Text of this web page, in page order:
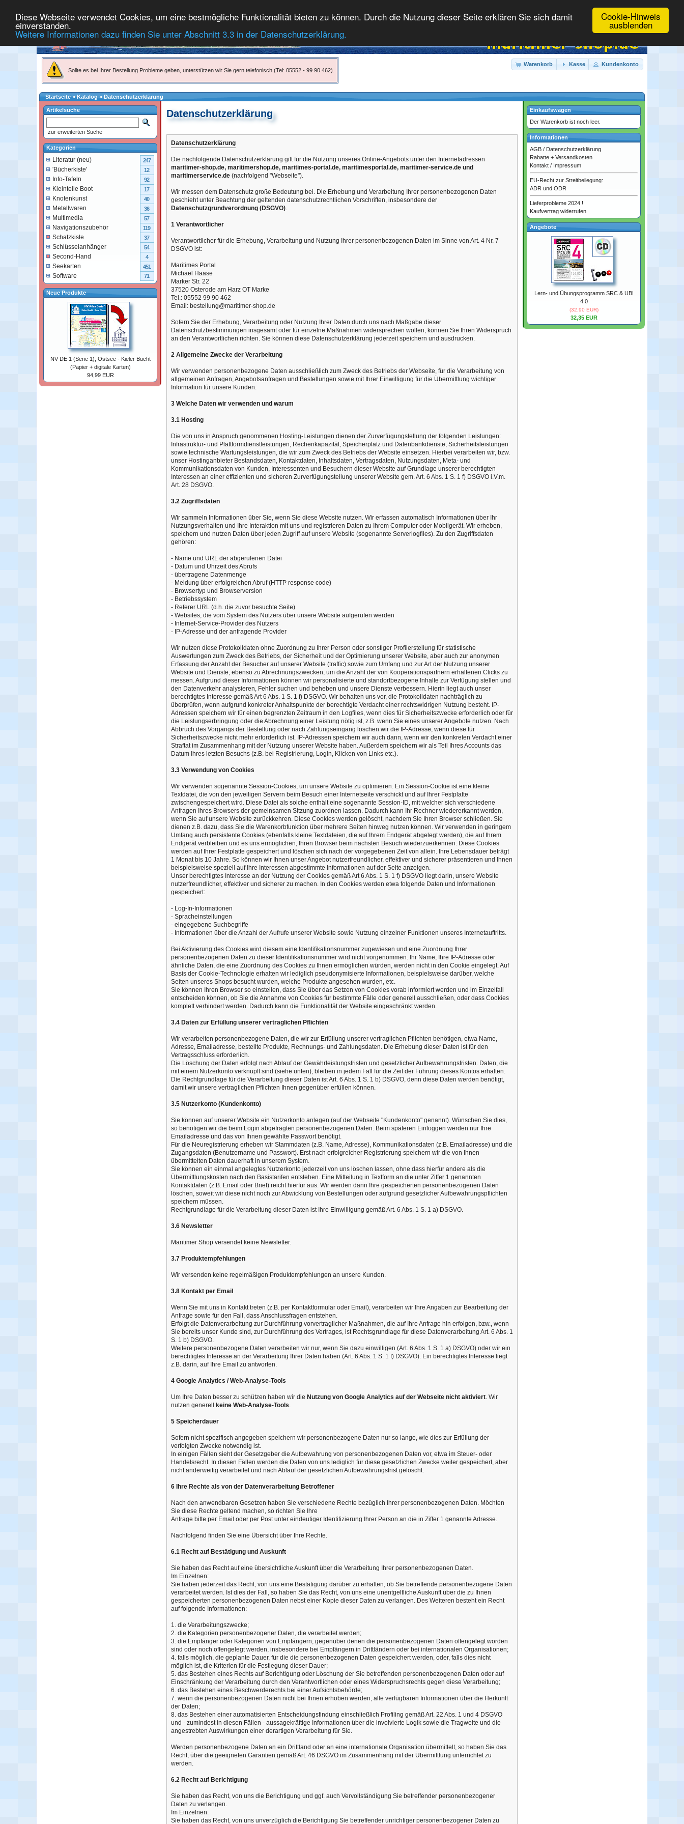
Cookie-Hinweis
ausblenden
Diese Webseite verwendet Cookies, um eine bestmögliche Funktionalität bieten zu können. Durch die Nutzung dieser Seite erklären Sie sich damit
einverstanden.
Weitere Informationen dazu finden Sie unter Abschnitt 3.3 in der Datenschutzerklärung.
Sollte es bei Ihrer Bestellung Probleme geben, unterstützen wir Sie gern telefonisch (Tel: 05552 - 99 90 462).
Warenkorb Kasse Kundenkonto
Startseite»Katalog » Datenschutzerklärung
Datenschutzerklärung
Datenschutzerklärung
Die nachfolgende Datenschutzerklärung gilt für die Nutzung unseres Online-Angebots unter den Internetadressen
maritimer-shop.de, maritimershop.de, maritimes-portal.de, maritimesportal.de, maritimer-service.de und
maritimerservice.de (nachfolgend "Webseite").
Wir messen dem Datenschutz große Bedeutung bei. Die Erhebung und Verarbeitung Ihrer personenbezogenen Daten
geschieht unter Beachtung der geltenden datenschutzrechtlichen Vorschriften, insbesondere der
Datenschutzgrundverordnung (DSGVO)
1 Verantwortlicher
Verantwortlicher für die Erhebung, Verarbeitung und Nutzung Ihrer personenbezogenen Daten im Sinne von Art. 4 Nr. 7
DSGVO ist:
Maritimes Portal
Michael Haase
Marker Str. 22
37520 Osterode am Harz OT Marke
Tel.: 05552 99 90 462
Email: bestellung@maritimer-shop.de
Sofern Sie der Erhebung, Verarbeitung oder Nutzung Ihrer Daten durch uns nach Maßgabe dieser
Datenschutzbestimmungen insgesamt oder für einzelne Maßnahmen widersprechen wollen, können Sie Ihren Widerspruch
an den Verantwortlichen richten. Sie können diese Datenschutzerklärung jederzeit speichern und ausdrucken.
2 Allgemeine Zwecke der Verarbeitung
Wir verwenden personenbezogene Daten ausschließlich zum Zweck des Betriebs der Webseite, für die Verarbeitung von
allgemeinen Anfragen, Angebotsanfragen und Bestellungen sowie mit Ihrer Einwilligung für die Übermittlung wichtiger
Information für unsere Kunden.
3 Welche Daten wir verwenden und warum
3.1 Hosting
Die von uns in Anspruch genommenen Hosting-Leistungen dienen der Zurverfügungstellung der folgenden Leistungen:
Infrastruktur- und Plattformdienstleistungen, Rechenkapazität, Speicherplatz und Datenbankdienste, Sicherheitsleistungen
sowie technische Wartungsleistungen, die wir zum Zweck des Betriebs der Website einsetzen. Hierbei verarbeiten wir, bzw.
unser Hostinganbieter Bestandsdaten, Kontaktdaten, Inhaltsdaten, Vertragsdaten, Nutzungsdaten, Meta- und
Kommunikationsdaten von Kunden, Interessenten und Besuchern dieser Website auf Grundlage unserer berechtigten
Interessen an einer effizienten und sicheren Zurverfügungstellung unserer Website gem. Art. 6 Abs. 1 S. 1 f) DSGVO i.V.m.
Art. 28 DSGVO.
3.2 Zugriffsdaten
Wir sammeln Informationen über Sie, wenn Sie diese Website nutzen. Wir erfassen automatisch Informationen über Ihr
Nutzungsverhalten und Ihre Interaktion mit uns und registrieren Daten zu Ihrem Computer oder Mobilgerät. Wir erheben,
speichern und nutzen Daten über jeden Zugriff auf unsere Website (sogenannte Serverlogfiles). Zu den Zugriffsdaten
gehören:
- Name und URL der abgerufenen Datei
- Datum und Uhrzeit des Abrufs
- übertragene Datenmenge
- Meldung über erfolgreichen Abruf (HTTP response code)
- Browsertyp und Browserversion
- Betriebssystem
- Referer URL (d.h. die zuvor besuchte Seite)
- Websites, die vom System des Nutzers über unsere Website aufgerufen werden
- Internet-Service-Provider des Nutzers
- IP-Adresse und der anfragende Provider
Wir nutzen diese Protokolldaten ohne Zuordnung zu Ihrer Person oder sonstiger Profilerstellung für statistische
Auswertungen zum Zweck des Betriebs, der Sicherheit und der Optimierung unserer Website, aber auch zur anonymen
Erfassung der Anzahl der Besucher auf unserer Website (traffic) sowie zum Umfang und zur Art der Nutzung unserer
Website und Dienste, ebenso zu Abrechnungszwecken, um die Anzahl der von Kooperationspartnern erhaltenen Clicks zu
messen. Aufgrund dieser Informationen können wir personalisierte und standortbezogene Inhalte zur Verfügung stellen und
den Datenverkehr analysieren, Fehler suchen und beheben und unsere Dienste verbessern. Hierin liegt auch unser
berechtigtes Interesse gemäß Art 6 Abs. 1 S. 1 f) DSGVO. Wir behalten uns vor, die Protokolldaten nachträglich zu
überprüfen, wenn aufgrund konkreter Anhaltspunkte der berechtigte Verdacht einer rechtswidrigen Nutzung besteht. IP-
Adressen speichern wir für einen begrenzten Zeitraum in den Logfiles, wenn dies für Sicherheitszwecke erforderlich oder für
die Leistungserbringung oder die Abrechnung einer Leistung nötig ist, z.B. wenn Sie eines unserer Angebote nutzen. Nach
Abbruch des Vorgangs der Bestellung oder nach Zahlungseingang löschen wir die IP-Adresse, wenn diese für
Sicherheitszwecke nicht mehr erforderlich ist. IP-Adressen speichern wir auch dann, wenn wir den konkreten Verdacht einer
Straftat im Zusammenhang mit der Nutzung unserer Website haben. Außerdem speichern wir als Teil Ihres Accounts das
Datum Ihres letzten Besuchs (z.B. bei Registrierung, Login, Klicken von Links etc.).
3.3 Verwendung von Cookies
Wir verwenden sogenannte Session-Cookies, um unsere Website zu optimieren. Ein Session-Cookie ist eine kleine
Textdatei, die von den jeweiligen Servern beim Besuch einer Internetseite verschickt und auf Ihrer Festplatte
zwischengespeichert wird. Diese Datei als solche enthält eine sogenannte Session-ID, mit welcher sich verschiedene
Anfragen Ihres Browsers der gemeinsamen Sitzung zuordnen lassen. Dadurch kann Ihr Rechner wiedererkannt werden,
wenn Sie auf unsere Website zurückkehren. Diese Cookies werden gelöscht, nachdem Sie Ihren Browser schließen. Sie
dienen z.B. dazu, dass Sie die Warenkorbfunktion über mehrere Seiten hinweg nutzen können. Wir verwenden in geringem
Umfang auch persistente Cookies (ebenfalls kleine Textdateien, die auf Ihrem Endgerät abgelegt werden), die auf Ihrem
Endgerät verbleiben und es uns ermöglichen, Ihren Browser beim nächsten Besuch wiederzuerkennen. Diese Cookies
werden auf Ihrer Festplatte gespeichert und löschen sich nach der vorgegebenen Zeit von allein. Ihre Lebensdauer beträgt
1 Monat bis 10 Jahre. So können wir Ihnen unser Angebot nutzerfreundlicher, effektiver und sicherer präsentieren und Ihnen
beispielsweise speziell auf Ihre Interessen abgestimmte Informationen auf der Seite anzeigen.
Unser berechtigtes Interesse an der Nutzung der Cookies gemäß Art 6 Abs. 1 S. 1 f) DSGVO liegt darin, unsere Website
nutzerfreundlicher, effektiver und sicherer zu machen. In den Cookies werden etwa folgende Daten und Informationen
gespeichert:
- Log-In-Informationen
- Spracheinstellungen
- eingegebene Suchbegriffe
- Informationen über die Anzahl der Aufrufe unserer Website sowie Nutzung einzelner Funktionen unseres Internetauftritts.
Bei Aktivierung des Cookies wird diesem eine Identifikationsnummer zugewiesen und eine Zuordnung Ihrer
personenbezogenen Daten zu dieser Identifikationsnummer wird nicht vorgenommen. Ihr Name, Ihre IP-Adresse oder
ähnliche Daten, die eine Zuordnung des Cookies zu Ihnen ermöglichen würden, werden nicht in den Cookie eingelegt. Auf
Basis der Cookie-Technologie erhalten wir lediglich pseudonymisierte Informationen, beispielsweise darüber, welche
Seiten unseres Shops besucht wurden, welche Produkte angesehen wurden, etc.
Sie können Ihren Browser so einstellen, dass Sie über das Setzen von Cookies vorab informiert werden und im Einzelfall
entscheiden können, ob Sie die Annahme von Cookies für bestimmte Fälle oder generell ausschließen, oder dass Cookies
komplett verhindert werden. Dadurch kann die Funktionalität der Website eingeschränkt werden.
3.4 Daten zur Erfüllung unserer vertraglichen Pflichten
Wir verarbeiten personenbezogene Daten, die wir zur Erfüllung unserer vertraglichen Pflichten benötigen, etwa Name,
Adresse, Emailadresse, bestellte Produkte, Rechnungs- und Zahlungsdaten. Die Erhebung dieser Daten ist für den
Vertragsschluss erforderlich.
Die Löschung der Daten erfolgt nach Ablauf der Gewährleistungsfristen und gesetzlicher Aufbewahrungsfristen. Daten, die
mit einem Nutzerkonto verknüpft sind (siehe unten), bleiben in jedem Fall für die Zeit der Führung dieses Kontos erhalten.
Die Rechtgrundlage für die Verarbeitung dieser Daten ist Art. 6 Abs. 1 S. 1 b) DSGVO, denn diese Daten werden benötigt,
damit wir unsere vertraglichen Pflichten Ihnen gegenüber erfüllen können.
3.5 Nutzerkonto (Kundenkonto)
Sie können auf unserer Website ein Nutzerkonto anlegen (auf der Webseite "Kundenkonto" genannt). Wünschen Sie dies,
so benötigen wir die beim Login abgefragten personenbezogenen Daten. Beim späteren Einloggen werden nur Ihre
Emailadresse und das von Ihnen gewählte Passwort benötigt.
Für die Neuregistrierung erheben wir Stammdaten (z.B. Name, Adresse), Kommunikationsdaten (z.B. Emailadresse) und die
Zugangsdaten (Benutzername und Passwort). Erst nach erfolgreicher Registrierung speichern wir die von Ihnen
übermittelten Daten dauerhaft in unserem System.
Sie können ein einmal angelegtes Nutzerkonto jederzeit von uns löschen lassen, ohne dass hierfür andere als die
Übermittlungskosten nach den Basistarifen entstehen. Eine Mitteilung in Textform an die unter Ziffer 1 genannten
Kontaktdaten (z.B. Email oder Brief) reicht hierfür aus. Wir werden dann Ihre gespeicherten personenbezogenen Daten
löschen, soweit wir diese nicht noch zur Abwicklung von Bestellungen oder aufgrund gesetzlicher Aufbewahrungspflichten
speichern müssen.
Rechtgrundlage für die Verarbeitung dieser Daten ist Ihre Einwilligung gemäß Art. 6 Abs. 1 S. 1 a) DSGVO.
3.6 Newsletter
Maritimer Shop versendet keine Newsletter.
3.7 Produktempfehlungen
Wir versenden keine regelmäßigen Produktempfehlungen an unsere Kunden.
3.8 Kontakt per Email
Wenn Sie mit uns in Kontakt treten (z.B. per Kontaktformular oder Email), verarbeiten wir Ihre Angaben zur Bearbeitung der
Anfrage sowie für den Fall, dass Anschlussfragen entstehen.
Erfolgt die Datenverarbeitung zur Durchführung vorvertraglicher Maßnahmen, die auf Ihre Anfrage hin erfolgen, bzw., wenn
Sie bereits unser Kunde sind, zur Durchführung des Vertrages, ist Rechtsgrundlage für diese Datenverarbeitung Art. 6 Abs. 1
S. 1 b) DSGVO.
Weitere personenbezogene Daten verarbeiten wir nur, wenn Sie dazu einwilligen (Art. 6 Abs. 1 S. 1 a) DSGVO) oder wir ein
berechtigtes Interesse an der Verarbeitung Ihrer Daten haben (Art. 6 Abs. 1 S. 1 f) DSGVO). Ein berechtigtes Interesse liegt
z.B. darin, auf Ihre Email zu antworten.
4 Google Analytics / Web-Analyse-Tools
Um Ihre Daten besser zu schützen haben wir die Nutzung von Google Analytics auf der Webseite nicht aktiviert . Wir
nutzen generell keine Web-Analyse-Tools
5 Speicherdauer
Sofern nicht spezifisch angegeben speichern wir personenbezogene Daten nur so lange, wie dies zur Erfüllung der
verfolgten Zwecke notwendig ist.
In einigen Fällen sieht der Gesetzgeber die Aufbewahrung von personenbezogenen Daten vor, etwa im Steuer- oder
Handelsrecht. In diesen Fällen werden die Daten von uns lediglich für diese gesetzlichen Zwecke weiter gespeichert, aber
nicht anderweitig verarbeitet und nach Ablauf der gesetzlichen Aufbewahrungsfrist gelöscht.
6 Ihre Rechte als von der Datenverarbeitung Betroffener
Nach den anwendbaren Gesetzen haben Sie verschiedene Rechte bezüglich Ihrer personenbezogenen Daten. Möchten
Sie diese Rechte geltend machen, so richten Sie Ihre
Anfrage bitte per Email oder per Post unter eindeutiger Identifizierung Ihrer Person an die in Ziffer 1 genannte Adresse.
Nachfolgend finden Sie eine Übersicht über Ihre Rechte.
6.1 Recht auf Bestätigung und Auskunft
Sie haben das Recht auf eine übersichtliche Auskunft über die Verarbeitung Ihrer personenbezogenen Daten.
Im Einzelnen:
Sie haben jederzeit das Recht, von uns eine Bestätigung darüber zu erhalten, ob Sie betreffende personenbezogene Daten
verarbeitet werden. Ist dies der Fall, so haben Sie das Recht, von uns eine unentgeltliche Auskunft über die zu Ihnen
gespeicherten personenbezogenen Daten nebst einer Kopie dieser Daten zu verlangen. Des Weiteren besteht ein Recht
auf folgende Informationen:
1. die Verarbeitungszwecke;
2. die Kategorien personenbezogener Daten, die verarbeitet werden;
3. die Empfänger oder Kategorien von Empfängern, gegenüber denen die personenbezogenen Daten offengelegt worden
sind oder noch offengelegt werden, insbesondere bei Empfängern in Drittländern oder bei internationalen Organisationen;
4. falls möglich, die geplante Dauer, für die die personenbezogenen Daten gespeichert werden, oder, falls dies nicht
möglich ist, die Kriterien für die Festlegung dieser Dauer;
5. das Bestehen eines Rechts auf Berichtigung oder Löschung der Sie betreffenden personenbezogenen Daten oder auf
Einschränkung der Verarbeitung durch den Verantwortlichen oder eines Widerspruchsrechts gegen diese Verarbeitung;
6. das Bestehen eines Beschwerderechts bei einer Aufsichtsbehörde;
7. wenn die personenbezogenen Daten nicht bei Ihnen erhoben werden, alle verfügbaren Informationen über die Herkunft
der Daten;
8. das Bestehen einer automatisierten Entscheidungsfindung einschließlich Profiling gemäß Art. 22 Abs. 1 und 4 DSGVO
und - zumindest in diesen Fällen - aussagekräftige Informationen über die involvierte Logik sowie die Tragweite und die
angestrebten Auswirkungen einer derartigen Verarbeitung für Sie.
Werden personenbezogene Daten an ein Drittland oder an eine internationale Organisation übermittelt, so haben Sie das
Recht, über die geeigneten Garantien gemäß Art. 46 DSGVO im Zusammenhang mit der Übermittlung unterrichtet zu
werden.
6.2 Recht auf Berichtigung
Sie haben das Recht, von uns die Berichtigung und ggf. auch Vervollständigung Sie betreffender personenbezogener
Daten zu verlangen.
Im Einzelnen:
Sie haben das Recht, von uns unverzüglich die Berichtigung Sie betreffender unrichtiger personenbezogener Daten zu
Artikelsuche
zur erweiterten Suche
Kategorien
Literatur (neu) 247
'Bücherkiste' 12
Info-Tafeln 92
Kleinteile Boot 17
Knotenkunst 40
Metallwaren 36
Multimedia 57
Navigationszubehör 119
Schatzkiste 37
Schlüsselanhänger 54
Second-Hand 4
Seekarten 451
Software 71
Neue Produkte
NV DE 1 (Serie 1), Ostsee - Kieler Bucht
(Papier + digitale Karten)
94,99 EUR
Einkaufswagen
Der Warenkorb ist noch leer.
Informationen
AGB / Datenschutzerklärung
Rabatte + Versandkosten
Kontakt / Impressum
EU-Recht zur Streitbeilegung:
ADR und ODR
Lieferprobleme 2024 !
Kaufvertrag widerrufen
Angebote
Lern- und Übungsprogramm SRC & UBI
4.0
(32,90 EUR)
32,35 EUR